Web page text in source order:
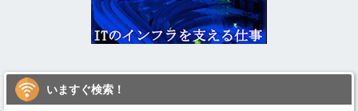
いますぐ検索！